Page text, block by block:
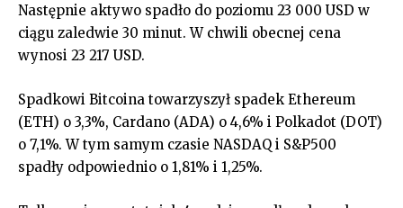
Następnie aktywo spadło do poziomu 23 000 USD w
ciągu zaledwie 30 minut. W chwili obecnej cena
wynosi 23 217 USD.
Spadkowi Bitcoina towarzyszył spadek Ethereum
(ETH) o 3,3%, Cardano (ADA) o 4,6% i Polkadot (DOT)
o 7,1%. W tym samym czasie NASDAQ i S&P500
spadły odpowiednio o 1,81% i 1,25%.